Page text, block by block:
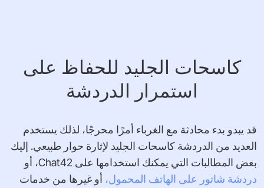
كاسحات الجليد للحفاظ على
استمرار الدردشة
قد يبدو بدء محادثة مع الغرباء أمرًا محرجًا، لذلك يستخدم
العديد من الدردشة كاسحات الجليد لإثارة حوار طبيعي. إليك
بعض المطالبات التي يمكنك استخدامها على Chat42، أو
دردشة شاتور على الهاتف المحمول، أو غيرها من خدمات